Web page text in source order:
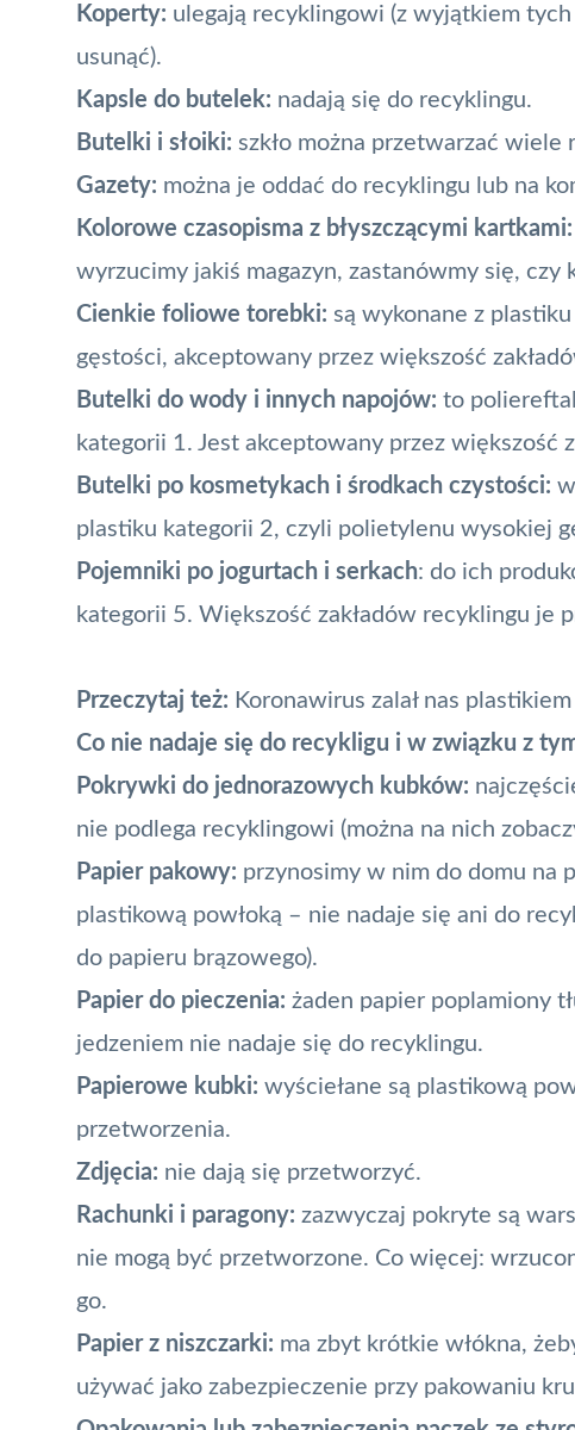
Koperty: ulegają recyklingowi (z wyjątkiem
usunąć).
Kapsle do butelek: nadają się do recyklingu.
Butelki i słoiki: szkło można przetwarzać wiele
Gazety: można je oddać do recyklingu lub na
Kolorowe czasopisma z błyszczącymi kartkami:
wyrzucimy jakiś magazyn, zastanówmy się, czy
Cienkie foliowe torebki: są wykonane z
gęstości, akceptowany przez większość
Butelki do wody i innych napojów: to
kategorii 1. Jest akceptowany przez większość
Butelki po kosmetykach i środkach czystości:
plastiku kategorii 2, czyli polietylenu wysokiej
Pojemniki po jogurtach i serkach: do ich
kategorii 5. Większość zakładów recyklingu je
Przeczytaj też: Koronawirus zalał nas plastikiem
Co nie nadaje się do recykligu i w związku z
Pokrywki do jednorazowych kubków:
nie podlega recyklingowi (można na nich
Papier pakowy: przynosimy w nim do domu na
plastikową powłoką – nie nadaje się ani do
do papieru brązowego).
Papier do pieczenia: żaden papier poplamiony
jedzeniem nie nadaje się do recyklingu.
Papierowe kubki: wyściełane są plastikową
przetworzenia.
Zdjęcia: nie dają się przetworzyć.
Rachunki i paragony: zazwyczaj pokryte są
nie mogą być przetworzone. Co więcej:
go.
Papier z niszczarki: ma zbyt krótkie włókna,
używać jako zabezpieczenie przy pakowaniu